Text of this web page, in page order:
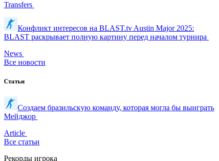
Transfers
Конфликт интересов на BLAST.tv Austin Major 2025:
BLAST раскрывает полную картину перед началом турнира
News
Все новости
Статьи
Создаем бразильскую команду, которая могла бы выиграть
Мейджор
Article
Все статьи
Рекорды игрока